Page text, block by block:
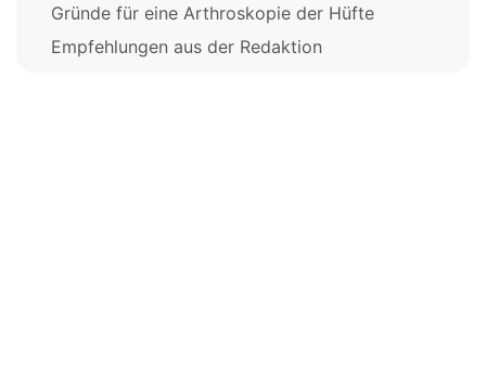
Gründe für eine Arthroskopie der Hüfte
Empfehlungen aus der Redaktion